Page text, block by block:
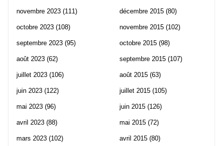
novembre 2023 (111)
octobre 2023 (108)
septembre 2023 (95)
août 2023 (62)
juillet 2023 (106)
juin 2023 (122)
mai 2023 (96)
avril 2023 (88)
mars 2023 (102)
décembre 2015 (80)
novembre 2015 (102)
octobre 2015 (98)
septembre 2015 (107)
août 2015 (63)
juillet 2015 (105)
juin 2015 (126)
mai 2015 (72)
avril 2015 (80)